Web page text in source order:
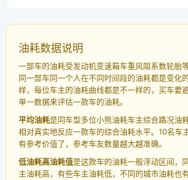
油耗数据说明
一部车的油耗受发动机变速箱车重风阻系数轮胎
同一部车同一个人在不同时间段的油耗都是变化
样，每位车主的油耗曲线都是不一样的，买车要
单一数据来评估一款车的油耗。
平均油耗是同车型多位小熊油耗车主综合路况油
相对真实地反应一款车的综合油耗水平。10名车
有参考价值了，参考车友数量越大越准确。
低油耗高油耗值是这款车的油耗一般浮动区间，
主油耗高，有些车主油耗低，不同的城市油耗也